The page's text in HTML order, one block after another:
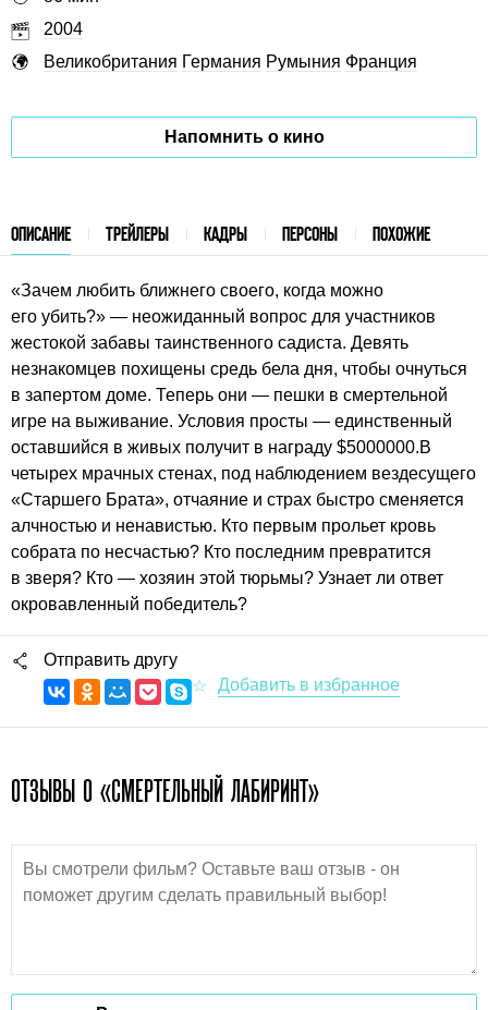
2004
Великобритания Германия Румыния Франция
Напомнить о кино
ОПИСАНИЕ ТРЕЙЛЕРЫ КАДРЫ ПЕРСОНЫ ПОХОЖИЕ
«Зачем любить ближнего своего, когда можно
его убить?» — неожиданный вопрос для участников
жестокой забавы таинственного садиста. Девять
незнакомцев похищены средь бела дня, чтобы очнуться
в запертом доме. Теперь они — пешки в смертельной
игре на выживание. Условия просты — единственный
оставшийся в живых получит в награду $5000000.В
четырех мрачных стенах, под наблюдением вездесущего
«Старшего Брата», отчаяние и страх быстро сменяется
алчностью и ненавистью. Кто первым прольет кровь
собрата по несчастью? Кто последним превратится
в зверя? Кто — хозяин этой тюрьмы? Узнает ли ответ
окровавленный победитель?
Отправить другу
ОТЗЫВЫ О «СМЕРТЕЛЬНЫЙ ЛАБИРИНТ»